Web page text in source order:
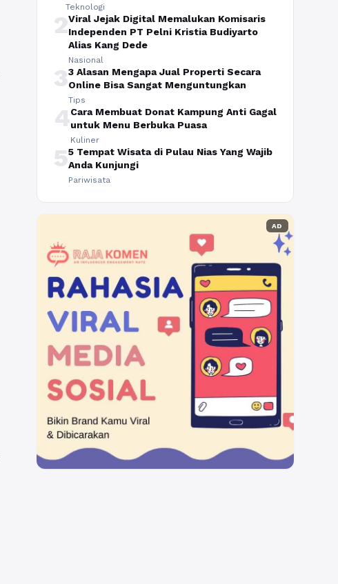
Teknologi
2Viral Jejak Digital Memalukan Komisaris
Independen PT Pelni Kristia Budiyarto
Alias Kang Dede
Nasional
33 Alasan Mengapa Jual Properti Secara
Online Bisa Sangat Menguntungkan
Tips
4Cara Membuat Donat Kampung Anti Gagal
untuk Menu Berbuka Puasa
Kuliner
55 Tempat Wisata di Pulau Nias Yang Wajib
Anda Kunjungi
Pariwisata
AD